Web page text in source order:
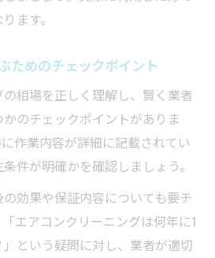
ます。
ためのチェックポイント
相場を正しく理解し、賢く業者
のチェックポイントがありま
作業内容が詳細に記載されてい
件が明確かを確認しましょう。
効果や保証内容についても要チ
エアコンクリーニングは何年に1
という疑問に対し、業者が適切